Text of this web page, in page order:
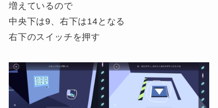
増えているので
中央下は9、右下は14となる
右下のスイッチを押す